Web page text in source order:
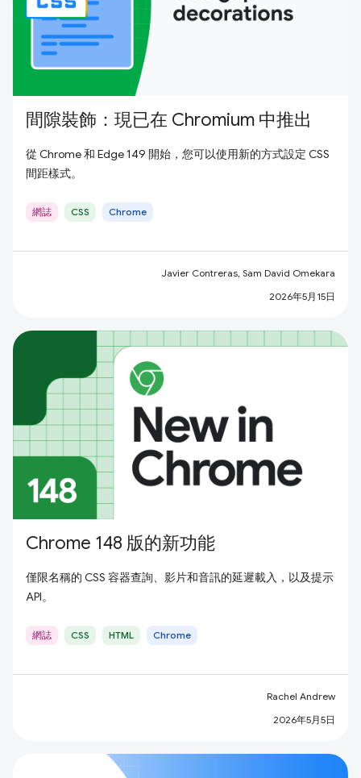
間隙裝飾：現已在 Chromium 中推出
從 Chrome 和 Edge 149 開始，您可以使用新的方式設定 CSS
間距樣式。
網誌 CSS Chrome
Javier Contreras, Sam David Omekara
2026年5月15日
Chrome 148 版的新功能
僅限名稱的 CSS 容器查詢、影片和音訊的延遲載入，以及提示
API。
網誌 CSS HTML Chrome
Rachel Andrew
2026年5月5日